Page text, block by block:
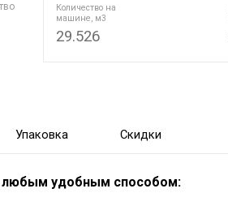
Количество на
машине, м3
29.526
Упаковка Скидки
любым удобным способом: